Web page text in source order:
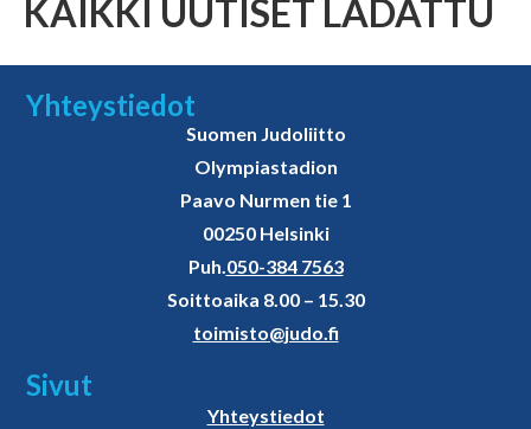
KAIKKI UUTISET LADATTU
Yhteystiedot
Suomen Judoliitto
Olympiastadion
Paavo Nurmen tie 1
00250 Helsinki
Puh.050-384 7563
Soittoaika 8.00 – 15.30
toimisto@judo.fi
Sivut
Yhteystiedot